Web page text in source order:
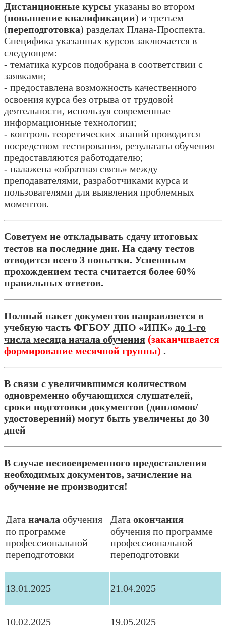
Дистанционные курсы указаны во втором
(повышение квалификации) и третьем
(переподготовка) разделах Плана-Проспекта.
Специфика указанных курсов заключается в
следующем:
- тематика курсов подобрана в соответствии с
заявками;
- предоставлена возможность качественного
освоения курса без отрыва от трудовой
деятельности, используя современные
информационные технологии;
- контроль теоретических знаний проводится
посредством тестирования, результаты обучения
предоставляются работодателю;
- налажена «обратная связь» между
преподавателями, разработчиками курса и
пользователями для выявления проблемных
моментов.
Советуем не откладывать сдачу итоговых
тестов на последние дни. На сдачу тестов
отводится всего 3 попытки. Успешным
прохождением теста считается более 60%
правильных ответов.
Полный пакет документов направляется в
учебную часть ФГБОУ ДПО «ИПК» до 1-го
числа месяца начала обучения (заканчивается
формирование месячной группы) .
В связи с увеличившимся количеством
одновременно обучающихся слушателей,
сроки подготовки документов (дипломов/
удостоверений) могут быть увеличены до 30
дней
В случае несвоевременного предоставления
необходимых документов, зачисление на
обучение не производится!
Дата начала обучения
по программе
профессиональной
переподготовки
Дата окончания
обучения по программе
профессиональной
переподготовки
13.01.2025 21.04.2025
10.02.2025 19.05.2025